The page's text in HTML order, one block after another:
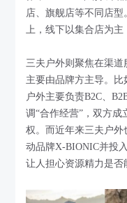
店、旗舰店等不同店
上，线下以集合店为
三夫户外则聚焦在渠
主要由品牌方主导。
户外主要负责B2C、
调“合作经营”，双方
权。而近年来三夫户
动品牌X-BIONIC并投
让人担心资源精力是否